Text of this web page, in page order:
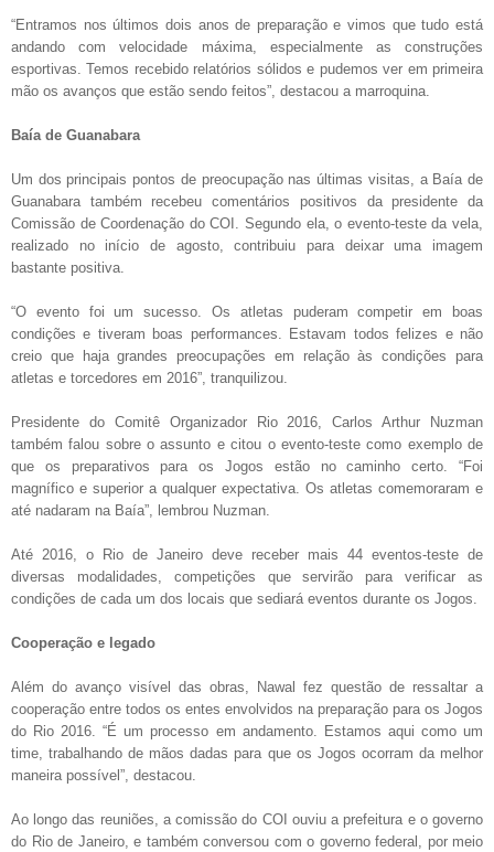
“Entramos nos últimos dois anos de preparação e vimos que tudo está
andando com velocidade máxima, especialmente as construções
esportivas. Temos recebido relatórios sólidos e pudemos ver em primeira
mão os avanços que estão sendo feitos”, destacou a marroquina.
Baía de Guanabara
Um dos principais pontos de preocupação nas últimas visitas, a Baía de
Guanabara também recebeu comentários positivos da presidente da
Comissão de Coordenação do COI. Segundo ela, o evento-teste da vela,
realizado no início de agosto, contribuiu para deixar uma imagem
bastante positiva.
“O evento foi um sucesso. Os atletas puderam competir em boas
condições e tiveram boas performances. Estavam todos felizes e não
creio que haja grandes preocupações em relação às condições para
atletas e torcedores em 2016”, tranquilizou.
Presidente do Comitê Organizador Rio 2016, Carlos Arthur Nuzman
também falou sobre o assunto e citou o evento-teste como exemplo de
que os preparativos para os Jogos estão no caminho certo. “Foi
magnífico e superior a qualquer expectativa. Os atletas comemoraram e
até nadaram na Baía”, lembrou Nuzman.
Até 2016, o Rio de Janeiro deve receber mais 44 eventos-teste de
diversas modalidades, competições que servirão para verificar as
condições de cada um dos locais que sediará eventos durante os Jogos.
Cooperação e legado
Além do avanço visível das obras, Nawal fez questão de ressaltar a
cooperação entre todos os entes envolvidos na preparação para os Jogos
do Rio 2016. “É um processo em andamento. Estamos aqui como um
time, trabalhando de mãos dadas para que os Jogos ocorram da melhor
maneira possível”, destacou.
Ao longo das reuniões, a comissão do COI ouviu a prefeitura e o governo
do Rio de Janeiro, e também conversou com o governo federal, por meio